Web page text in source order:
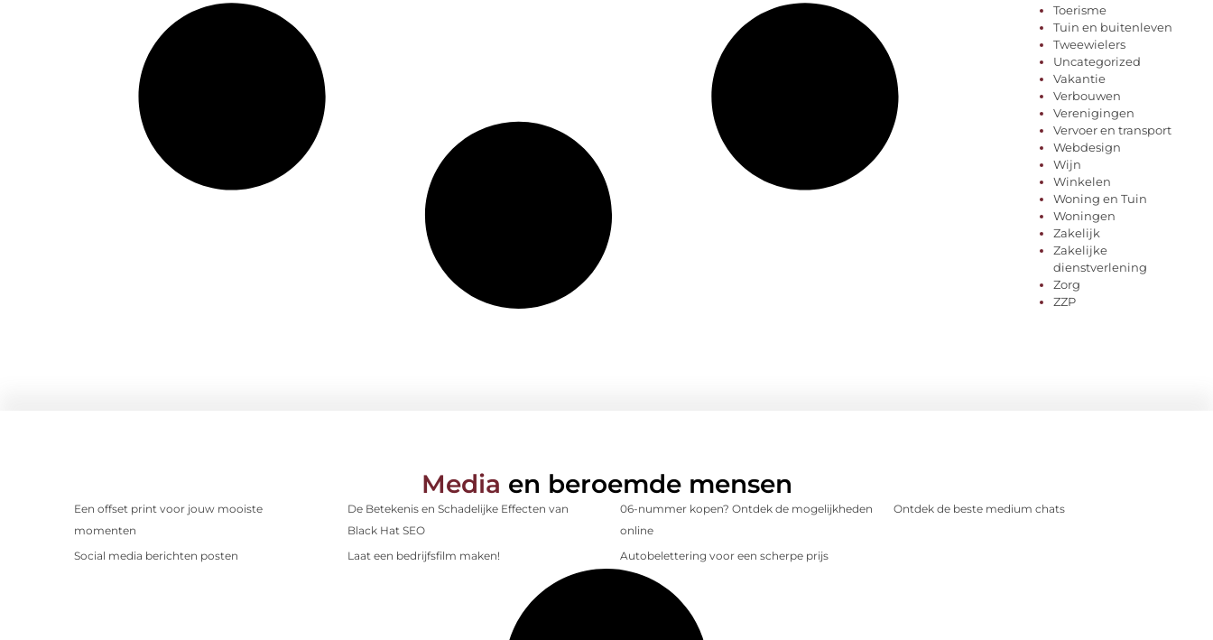
Toerisme
Tuin en buitenleven
Tweewielers
Uncategorized
Vakantie
Verbouwen
Verenigingen
Vervoer en transport
Webdesign
Wijn
Winkelen
Woning en Tuin
Woningen
Zakelijk
Zakelijke
dienstverlening
Zorg
ZZP
Media en beroemde mensen
Een offset print voor jouw mooiste
momenten
De Betekenis en Schadelijke Effecten van
Black Hat SEO
06-nummer kopen? Ontdek de mogelijkheden
online
Ontdek de beste medium chats
Social media berichten posten Laat een bedrijfsfilm maken! Autobelettering voor een scherpe prijs